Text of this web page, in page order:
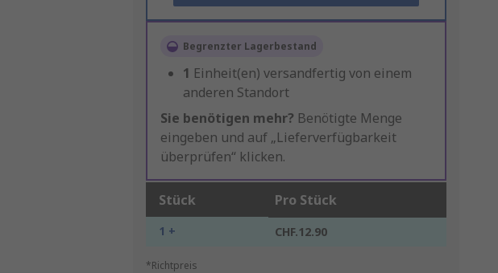
Begrenzter Lagerbestand
1 Einheit(en) versandfertig von einem
anderen Standort
Sie benötigen mehr? Benötigte Menge
eingeben und auf „Lieferverfügbarkeit
überprüfen“ klicken.
Stück Pro Stück
1 + CHF.12.90
*Richtpreis